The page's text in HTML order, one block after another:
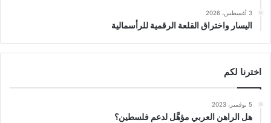
3 أغسطس، 2026
اليسار واختراق القلعة الرقمية للرأسمالية
اخترنا لكم
5 نوفمبر، 2023
هل الراهن العربي مؤهَّل لدعم فلسطين؟